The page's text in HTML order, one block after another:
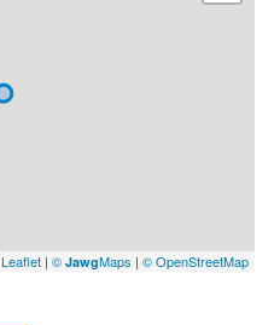
Leaflet | © JawgMaps | © OpenStreetMap